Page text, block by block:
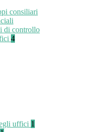
consiliari
di controllo
4
uffici 1